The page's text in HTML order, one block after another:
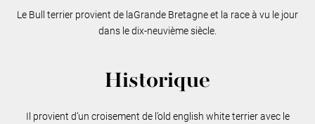
Le Bull terrier provient de laGrande Bretagne et la race à vu le jour
dans le dix-neuvième siècle.
Historique
Il provient d’un croisement de l’old english white terrier avec le